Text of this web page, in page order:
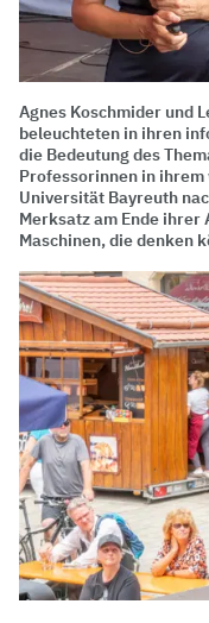
Agnes Koschmider und
beleuchteten in ihren
die Bedeutung des
Professorinnen in
Universität Bayreuth
Merksatz am Ende ihrer
Maschinen, die denken